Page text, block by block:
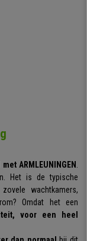
ARMLEUNINGEN .
Het is de typische
wachtkamers,
Omdat het een
voor een heel